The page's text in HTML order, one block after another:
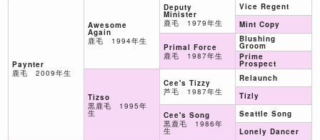
Paynter
鹿毛 2009年生
Awesome
Again
鹿毛 1994年生
Tizso
黒鹿毛 1995年
生
Deputy
Minister
鹿毛 1979年生
Primal Force
鹿毛 1987年生
Cee's Tizzy
芦毛 1987年生
Cee's Song
黒鹿毛 1986年
生
Vice Regent
Mint Copy
Blushing
Groom
Prime
Prospect
Relaunch
Tizly
Seattle Song
Lonely Dancer